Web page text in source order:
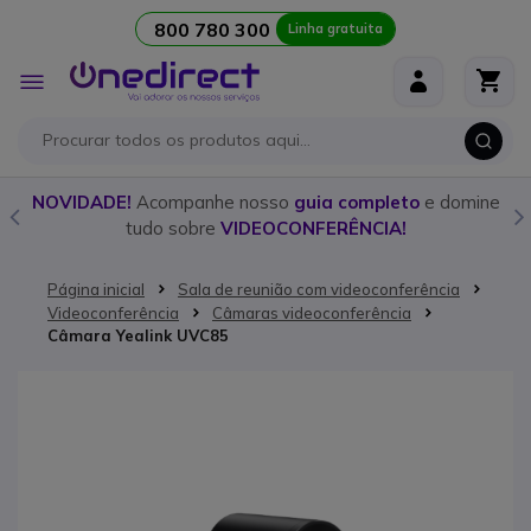
800 780 300 Linha gratuita
Alternar
Nav
NOVIDADE! Acompanhe nosso guia completoe domine
tudo sobre VIDEOCONFERÊNCIA!
Página inicial
Sala de reunião com videoconferência
Videoconferência
Câmaras videoconferência
Câmara Yealink UVC85